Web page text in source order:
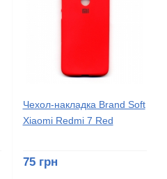
Чехол-накладка Brand Soft
Xiaomi Redmi 7 Red
75 грн